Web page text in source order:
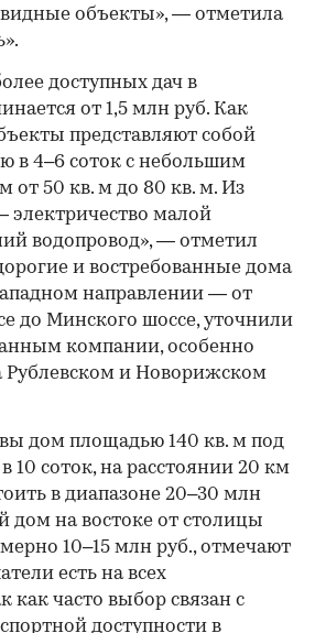
объекты», — отметила
доступных дач в
от 1,5 млн руб. Как
представляют собой
в 4–6 соток с небольшим
от 50 кв. м до 80 кв. м. Из
малой
водопровод», — отметил
и востребованные дома
направлении — от
до Минского шоссе, уточнили
компании, особенно
Рублевском и Новорижском
дом площадью 140 кв. м под
10 соток, на расстоянии 20 км
в диапазоне 20–30 млн
дом на востоке от столицы
10–15 млн руб., отмечают
есть на всех
как часто выбор связан с
доступности в